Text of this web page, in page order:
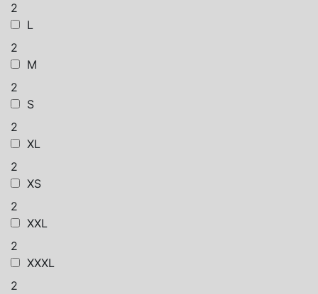
2
L
2
M
2
S
2
XL
2
XS
2
XXL
2
XXXL
2